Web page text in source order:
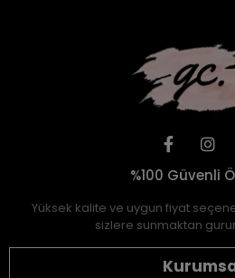
%100 Güvenli
Yüksek kalite ve uygun fiyat
sizlere sunmaktan